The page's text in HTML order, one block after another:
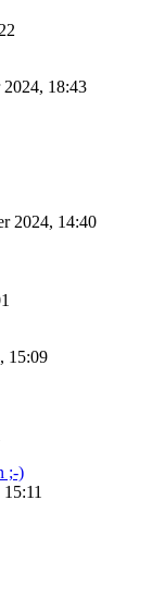
18:43
2024, 14:40
15:09
;-)